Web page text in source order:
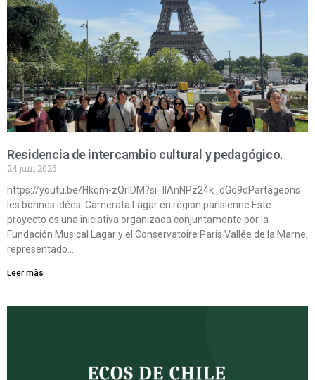
Residencia de intercambio cultural y pedagógico.
24 juin 2026
https://youtu.be/Hkqm-zQrIDM?si=IIAnNPz24k_dGq9dPartageons
les bonnes idées. Camerata Lagar en région parisienne Este
proyecto es una iniciativa organizada conjuntamente por la
Fundación Musical Lagar y el Conservatoire Paris Vallée de la Marne,
representado…
Leer màs